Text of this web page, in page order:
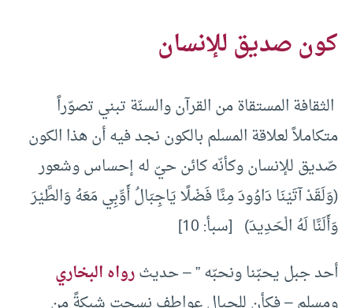
كون صديق للإنسان
الثقافة المستقاة من القرآن والسنّة تبني تصوّراً
متكاملاً لعلاقة المسلم بالكون نجد فيه أن هذا الكون
صّديق للإنسان وكأنّه كائن حيّ له إحساس وشعور
(وَلَقَدْ آتَيْنَا دَاوُودَ مِنَّا فَضْلًا يَاجِبَالُ أَوِّبِي مَعَهُ وَالطَّيْرَ
وَأَلَنَّا لَهُ الْحَدِيدَ) [سبأ: 10]
أحد جبل يحبّنا ونحبّه ” – حديثرواه البخاري